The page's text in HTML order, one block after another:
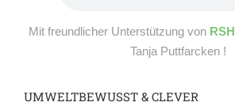
Mit freundlicher Unterstützung von RSH
Tanja Puttfarcken !
UMWELTBEWUSST & CLEVER